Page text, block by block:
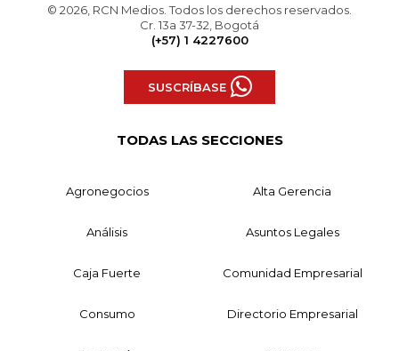
© 2026, RCN Medios. Todos los derechos reservados.
Cr. 13a 37-32, Bogotá
(+57) 1 4227600
SUSCRÍBASE
TODAS LAS SECCIONES
Agronegocios Alta Gerencia
Análisis Asuntos Legales
Caja Fuerte Comunidad Empresarial
Consumo Directorio Empresarial